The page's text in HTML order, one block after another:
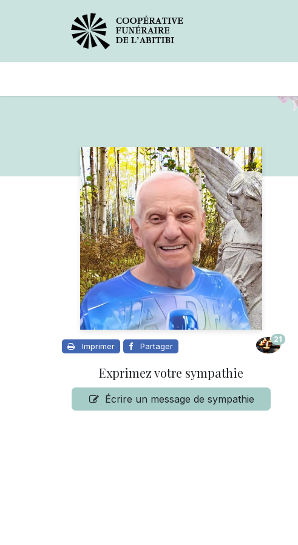
Imprimer Partager
21
Exprimez votre sympathie
Écrire un message de sympathie